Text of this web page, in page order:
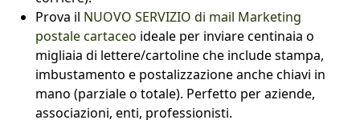
Prova il NUOVO SERVIZIO di mail Marketing
postale cartaceo ideale per inviare centinaia o
migliaia di lettere/cartoline che include stampa,
imbustamento e postalizzazione anche chiavi in
mano (parziale o totale). Perfetto per aziende,
associazioni, enti, professionisti.